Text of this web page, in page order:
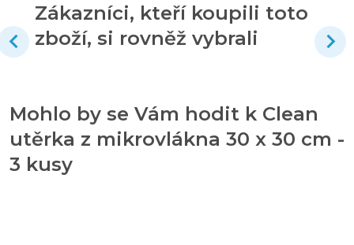
Zákazníci, kteří koupili toto
zboží, si rovněž vybrali
Mohlo by se Vám hodit k Clean
utěrka z mikrovlákna 30 x 30 cm -
3 kusy